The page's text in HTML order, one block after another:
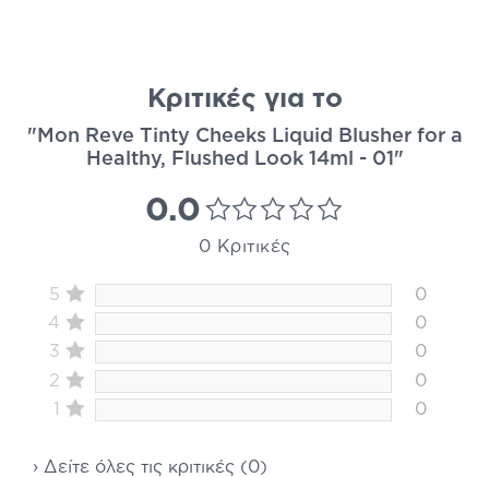
Κριτικές για το
"Mon Reve Tinty Cheeks Liquid Blusher for a
Healthy, Flushed Look 14ml - 01"
0.0
0 Κριτικές
5
0
4
0
3
0
2
0
1
0
› Δείτε όλες τις κριτικές (0)